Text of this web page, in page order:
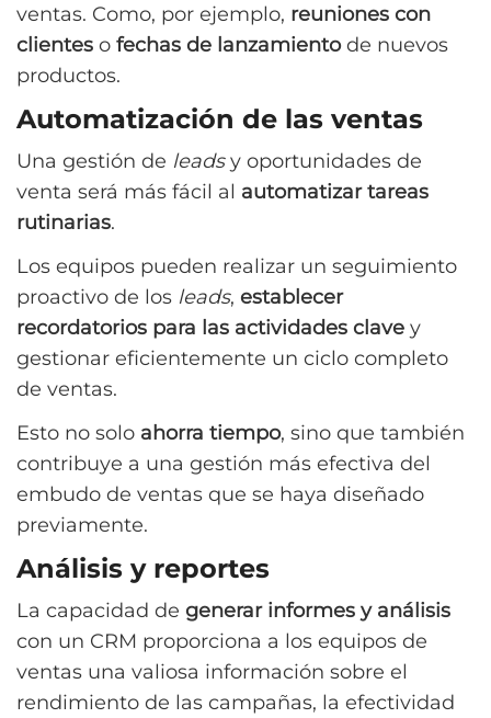
ventas. Como, por ejemplo, reuniones con
clientes o fechas de lanzamientode nuevos
productos.
Automatización de las ventas
Una gestión de leadsy oportunidades de
venta será más fácil al automatizar tareas
rutinarias.
Los equipos pueden realizar un seguimiento
proactivo de los leads, establecer
recordatorios para las actividades clave y
gestionar eficientemente un ciclo completo
de ventas.
Esto no solo ahorra tiempo, sino que también
contribuye a una gestión más efectiva del
embudo de ventas que se haya diseñado
previamente.
Análisis y reportes
La capacidad de generar informes y análisis
con un CRM proporciona a los equipos de
ventas una valiosa información sobre el
rendimiento de las campañas, la efectividad